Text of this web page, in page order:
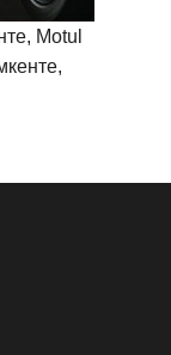
Motul